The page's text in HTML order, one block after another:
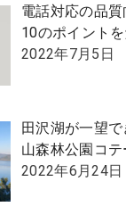
電話対応の品
10のポイント
2022年7月5日
田沢湖が一望で
山森林公園コテ
2022年6月24日